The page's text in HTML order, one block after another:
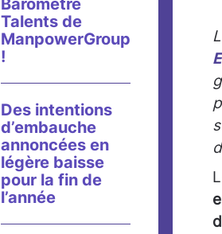
Baromètre
Talents de
ManpowerGroup
!
Des intentions
d’embauche
annoncées en
légère baisse
pour la fin de
l’année